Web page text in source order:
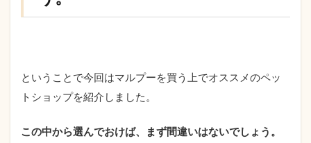
ということで今回はマルプーを買う上でオススメのペッ
トショップを紹介しました。
この中から選んでおけば、まず間違いはないでしょう。